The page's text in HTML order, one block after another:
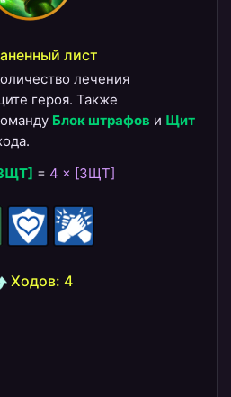
лист
лечения
героя. Также
Блок штрафов и Щит
= 4 × [ЗЩТ]
Ходов: 4